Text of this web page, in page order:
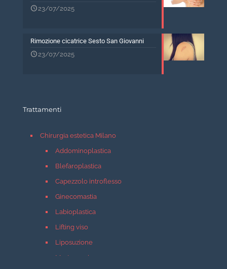
23/07/2025
Rimozione cicatrice Sesto San Giovanni
23/07/2025
Trattamenti
Chirurgia estetica Milano
Addominoplastica
Blefaroplastica
Capezzolo introflesso
Ginecomastia
Labioplastica
Lifting viso
Liposuzione
Mastopessi